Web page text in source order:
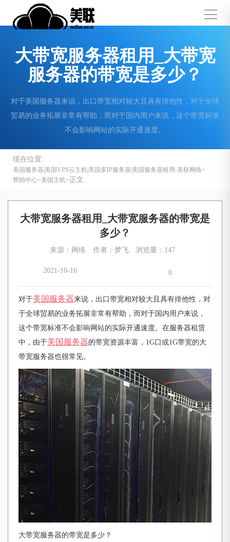
大带宽服务器租用_大带宽
服务器的带宽是多少？
​​​​​​​对于美国服务器来说，出口带宽相对较大且具有排他性，对于全球
贸易的业务拓展非常有帮助，而对于国内用户来说，这个带宽标准
不会影响网站的实际开通速度。
现在位置:
美国服务器|美国VPS云主机|美国多IP服务器|美国服务器租用-美联网络
帮助中心 美国主机 正文
大带宽服务器租用_大带宽服务器的带宽是
多少？
来源：网络 作者：梦飞 浏览量：147
2021-10-16 0
对于美国服务器来说，出口带宽相对较大且具有排他性，对
于全球贸易的业务拓展非常有帮助，而对于国内用户来说，
这个带宽标准不会影响网站的实际开通速度。在服务器租赁
中，由于美国服务器的带宽资源丰富， 1G口或1G带宽的大
带宽服务器也很常见。
大带宽服务器的带宽是多少？